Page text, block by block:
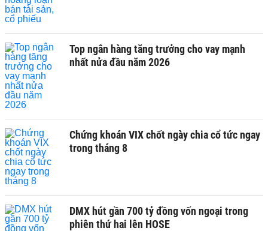
Top ngân hàng tăng trưởng cho vay mạnh
nhất nửa đầu năm 2026
Chứng khoán VIX chốt ngày chia cổ tức ngay
trong tháng 8
DMX hút gần 700 tỷ đồng vốn ngoại trong
phiên thứ hai lên HOSE